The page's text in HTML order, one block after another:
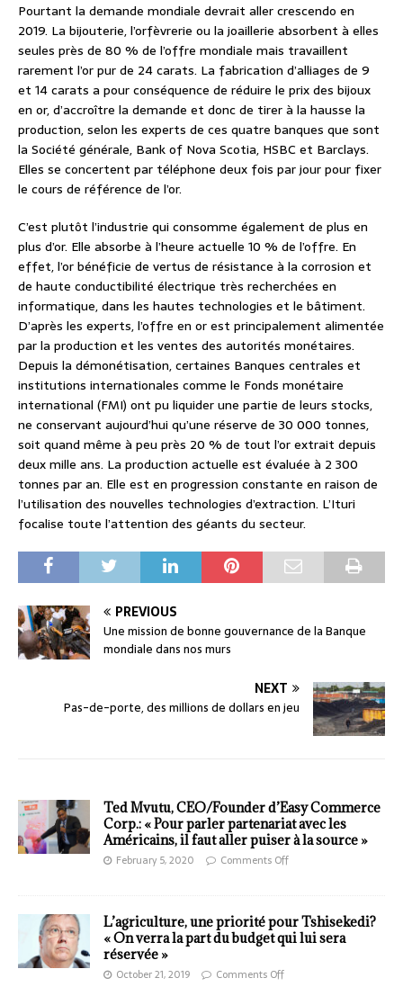
Pourtant la demande mondiale devrait aller crescendo en
2019. La bijouterie, l’orfèvrerie ou la joaillerie absorbent à elles
seules près de 80 % de l’offre mondiale mais travaillent
rarement l’or pur de 24 carats. La fabrication d’alliages de 9
et 14 carats a pour conséquence de réduire le prix des bijoux
en or, d’accroître la demande et donc de tirer à la hausse la
production, selon les experts de ces quatre banques que sont
la Société générale, Bank of Nova Scotia, HSBC et Barclays.
Elles se concertent par téléphone deux fois par jour pour fixer
le cours de référence de l’or.
C’est plutôt l’industrie qui consomme également de plus en
plus d’or. Elle absorbe à l’heure actuelle 10 % de l’offre. En
effet, l’or bénéficie de vertus de résistance à la corrosion et
de haute conductibilité électrique très recherchées en
informatique, dans les hautes technologies et le bâtiment.
D’après les experts, l’offre en or est principalement alimentée
par la production et les ventes des autorités monétaires.
Depuis la démonétisation, certaines Banques centrales et
institutions internationales comme le Fonds monétaire
international (FMI) ont pu liquider une partie de leurs stocks,
ne conservant aujourd’hui qu’une réserve de 30 000 tonnes,
soit quand même à peu près 20 % de tout l’or extrait depuis
deux mille ans. La production actuelle est évaluée à 2 300
tonnes par an. Elle est en progression constante en raison de
l’utilisation des nouvelles technologies d’extraction. L’Ituri
focalise toute l’attention des géants du secteur.
PREVIOUS
Une mission de bonne gouvernance de la Banque
mondiale dans nos murs
NEXT
Pas-de-porte, des millions de dollars en jeu
Ted Mvutu, CEO/Founder d’Easy Commerce
Corp.: « Pour parler partenariat avec les
Américains, il faut aller puiser à la source »
February 5, 2020 Comments Off
L’agriculture, une priorité pour Tshisekedi?
« On verra la part du budget qui lui sera
réservée »
October 21, 2019 Comments Off